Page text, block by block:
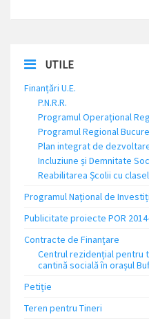
UTILE
Finanțări U.E.
P.N.R.R.
Programul Operațional
Programul Regional
Plan integrat de
Incluziune și Demnitate
Reabilitarea Școlii cu
Programul Național de
Publicitate proiecte POR
Contracte de Finanțare
Centrul rezidențial pentru
cantină socială în orașul
Petiție
Teren pentru Tineri